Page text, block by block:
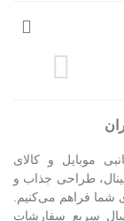
موبایل و کالای
طراحی جذاب و
فراهم می‌کنیم.
سریع سفارشات